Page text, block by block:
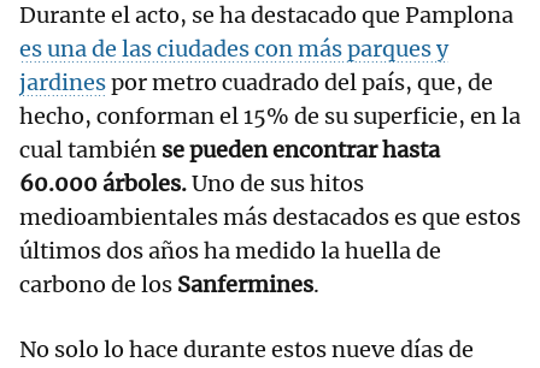
Durante el acto, se ha destacado que Pamplona
es una de las ciudades con más parques y
jardinespor metro cuadrado del país, que, de
hecho, conforman el 15% de su superficie, en la
cual también se pueden encontrar hasta
60.000 árboles.Uno de sus hitos
medioambientales más destacados es que estos
últimos dos años ha medido la huella de
carbono de los Sanfermines.
No solo lo hace durante estos nueve días de